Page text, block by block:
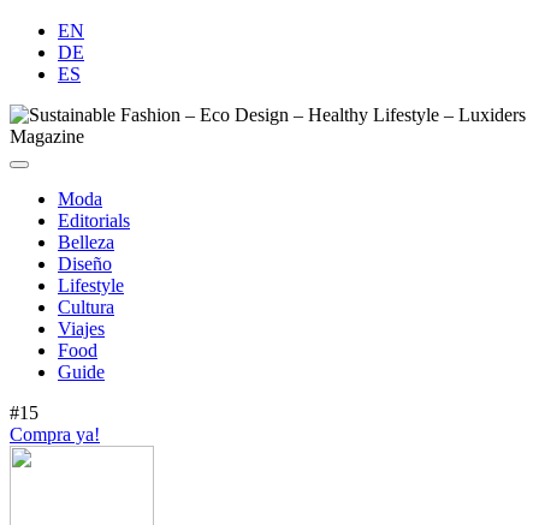
EN
DE
ES
Moda
Editorials
Belleza
Diseño
Lifestyle
Cultura
Viajes
Food
Guide
#15
Compra ya!